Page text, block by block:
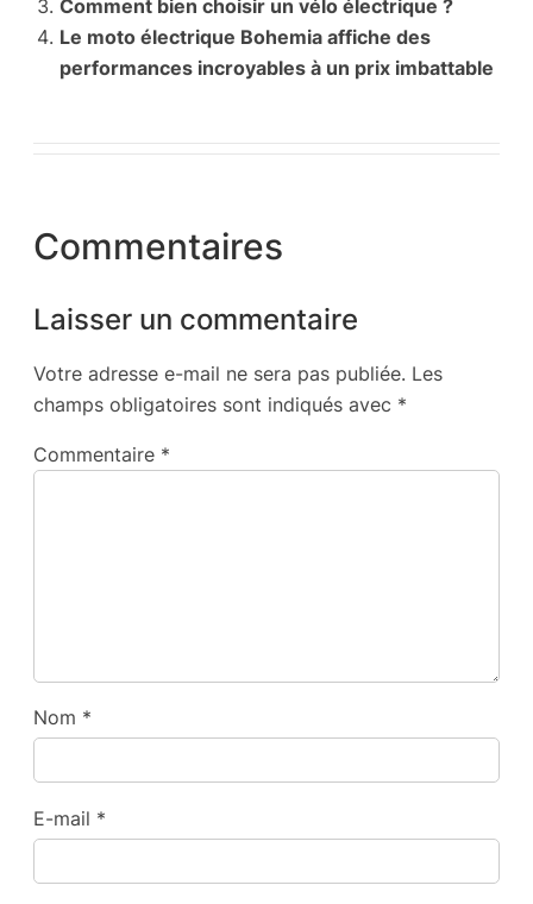
Comment bien choisir un vélo électrique ?
Le moto électrique Bohemia affiche des
performances incroyables à un prix imbattable
Commentaires
Laisser un commentaire
Votre adresse e-mail ne sera pas publiée. Les
champs obligatoires sont indiqués avec *
Commentaire *
Nom *
E-mail *